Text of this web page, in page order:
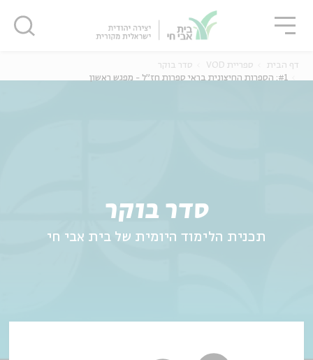
סדר בוקר
תכנית הלימוד היומית של בית אבי חי
דף הבית ספריית VOD
סדר בוקר
#1: הספרות החיצונית בראי ספרות חז"ל - מפגש ראשון
סגור